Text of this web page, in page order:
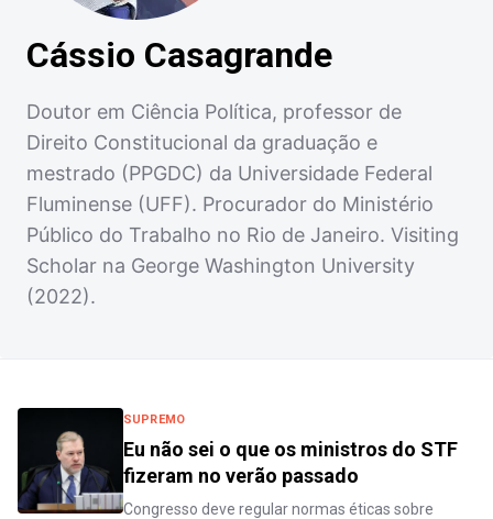
Cássio Casagrande
Doutor em Ciência Política, professor de
Direito Constitucional da graduação e
mestrado (PPGDC) da Universidade Federal
Fluminense (UFF). Procurador do Ministério
Público do Trabalho no Rio de Janeiro. Visiting
Scholar na George Washington University
(2022).
SUPREMO
Eu não sei o que os ministros do STF
fizeram no verão passado
Congresso deve regular normas éticas sobre